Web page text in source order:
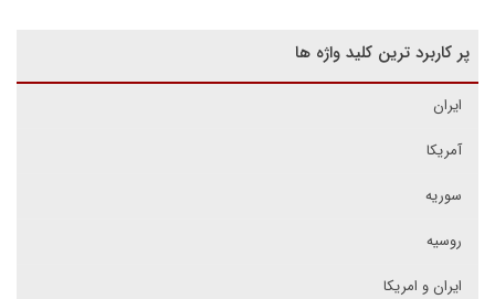
پر کاربرد ترین کلید واژه ها
ایران
آمریکا
سوریه
روسیه
ایران و امریکا